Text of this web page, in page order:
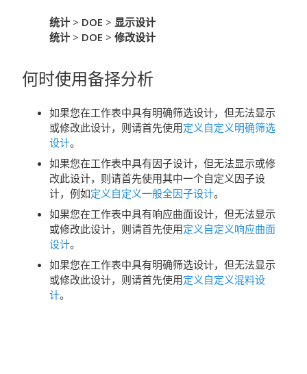
统计 > DOE > 显示设计
统计 > DOE > 修改设计
何时使用备择分析
如果您在工作表中具有明确筛选设计，但无法显示
或修改此设计，则请首先使用定义自定义明确筛选
设计。
如果您在工作表中具有因子设计，但无法显示或修
改此设计，则请首先使用其中一个自定义因子设
计，例如定义自定义一般全因子设计。
如果您在工作表中具有响应曲面设计，但无法显示
或修改此设计，则请首先使用定义自定义响应曲面
设计。
如果您在工作表中具有明确筛选设计，但无法显示
或修改此设计，则请首先使用定义自定义混料设
计。